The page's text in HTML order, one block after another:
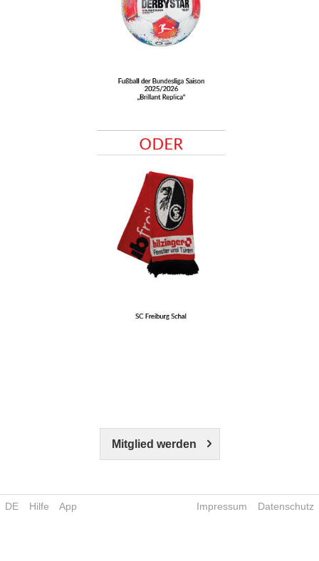
Mitglied werden
DE Hilfe App Impressum Datenschutz